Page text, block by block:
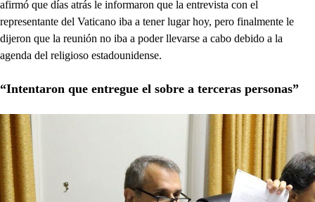
afirmó que días atrás le informaron que la entrevista con el
representante del Vaticano iba a tener lugar hoy, pero finalmente le
dijeron que la reunión no iba a poder llevarse a cabo debido a la
agenda del religioso estadounidense.
“Intentaron que entregue el sobre a terceras personas”